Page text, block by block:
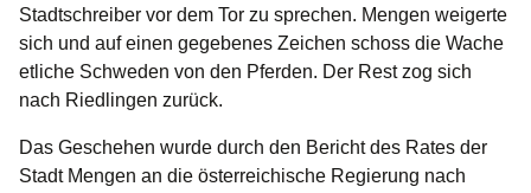
Stadtschreiber vor dem Tor zu sprechen. Mengen weigerte
sich und auf einen gegebenes Zeichen schoss die Wache
etliche Schweden von den Pferden. Der Rest zog sich
nach Riedlingen zurück.
Das Geschehen wurde durch den Bericht des Rates der
Stadt Mengen an die österreichische Regierung nach